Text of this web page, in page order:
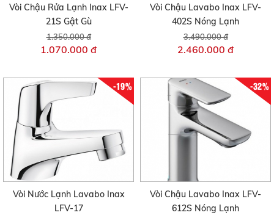
Vòi Chậu Rửa Lạnh Inax LFV-
21S Gật Gù
1.350.000 đ
1.070.000 đ
Vòi Chậu Lavabo Inax LFV-
402S Nóng Lạnh
3.490.000 đ
2.460.000 đ
-19%
Vòi Nước Lạnh Lavabo Inax
LFV-17
-32%
Vòi Chậu Lavabo Inax LFV-
612S Nóng Lạnh